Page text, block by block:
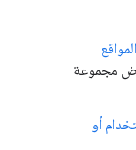
مجموعة
أو